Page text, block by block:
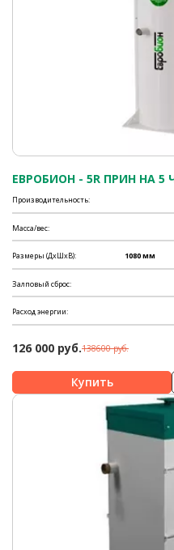
ЕВРОБИОН - 5R ПРИН НА 5
Производительность:
Масса/вес:
Размеры (ДхШхВ): 1080 мм
Залповый сброс:
Расход энергии:
126 000 руб.138600 руб.